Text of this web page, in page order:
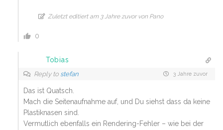
Zuletzt editiert am 3 Jahre zuvor von Pano
0
Tobias
Reply to stefan 3 Jahre zuvor
Das ist Quatsch.
Mach die Seitenaufnahme auf, und Du siehst dass da keine
Plastiknasen sind.
Vermutlich ebenfalls ein Rendering-Fehler – wie bei der